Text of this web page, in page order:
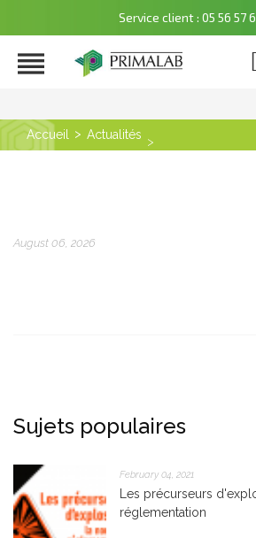
Service client : 05 56 57

Accueil Actualités
August 06, 2026
Sujets populaires
February 04, 2021
Les précurseurs
réglementation